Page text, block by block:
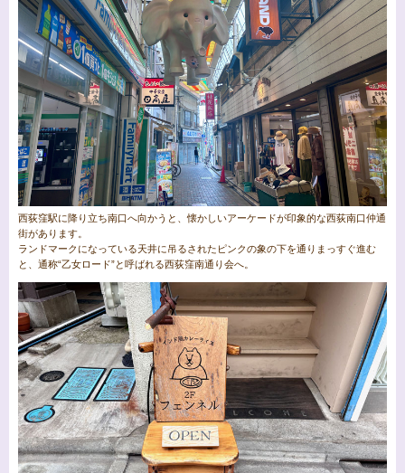
西荻窪駅に降り立ち南口へ向かうと、懐かしいアーケードが印象的な西荻南口仲通
街があります。
ランドマークになっている天井に吊るされたピンクの象の下を通りまっすぐ進む
と、通称“乙女ロード”と呼ばれる西荻窪南通り会へ。